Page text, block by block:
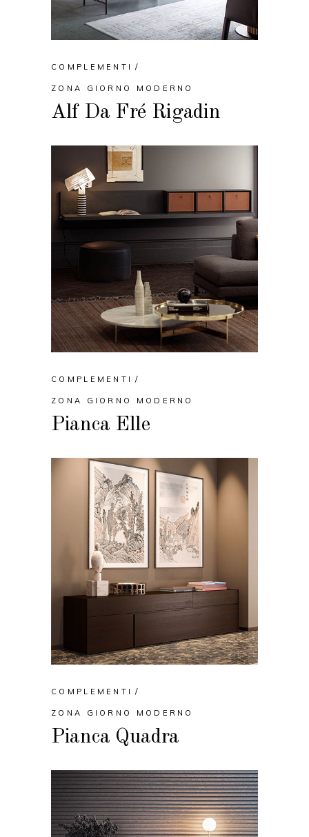
COMPLEMENTI
ZONA GIORNO MODERNO
Alf Da Fré Rigadin
COMPLEMENTI
ZONA GIORNO MODERNO
Pianca Elle
COMPLEMENTI
ZONA GIORNO MODERNO
Pianca Quadra